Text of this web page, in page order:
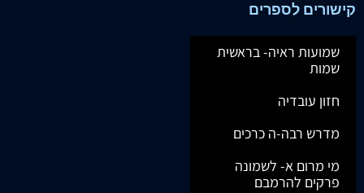
קישורים לספרים
שמועות ראיה- בראשית
שמות
חזון עובדיה
מדרש רבה-ה כרכים
מי מרום א- לשמונה
פרקים להרמבם